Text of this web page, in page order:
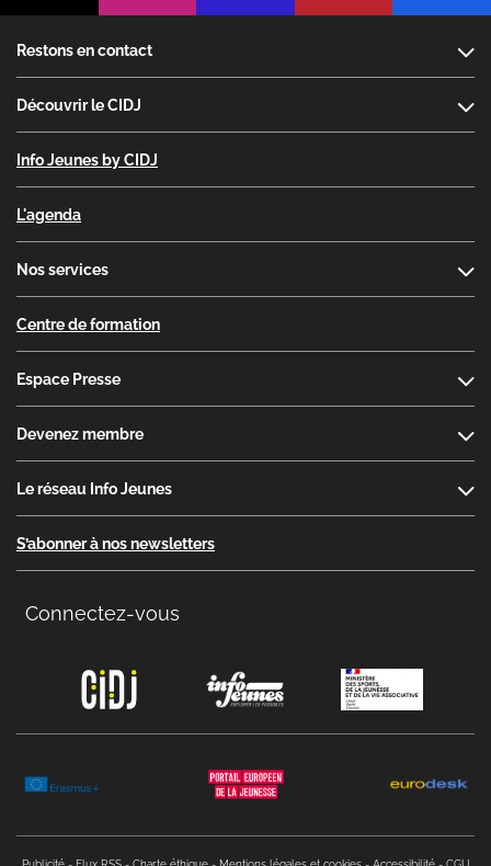
Restons en contact
Découvrir le CIDJ
Info Jeunes by CIDJ
L'agenda
Nos services
Centre de formation
Espace Presse
Devenez membre
Le réseau Info Jeunes
S’abonner à nos newsletters
Connectez-vous